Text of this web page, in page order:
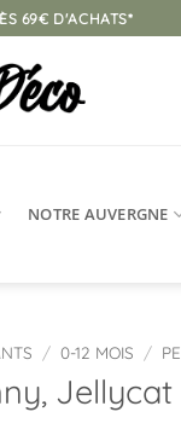
69€ D'ACHATS*
NOTRE AUVERGNE
/ 0-12 MOIS /
Jellycat